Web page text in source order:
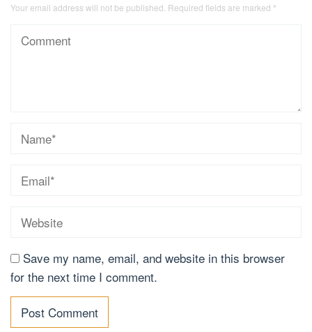
Your email address will not be published. Required fields are marked *
Save my name, email, and website in this browser
for the next time I comment.